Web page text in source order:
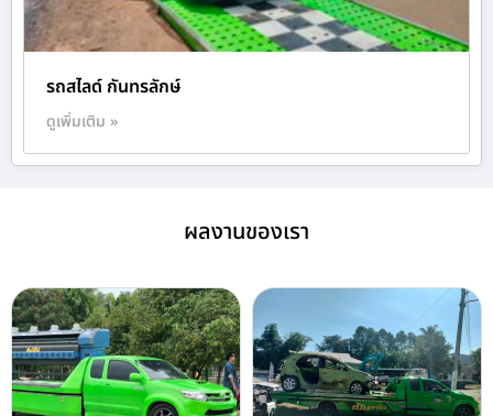
รถสไลด์ กันทรลักษ์
ดูเพิ่มเติม »
ผลงานของเรา